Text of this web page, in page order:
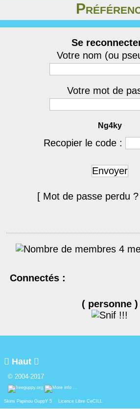
Se
Votre nom (ou
Votre mot de
Ng4ky
Recopier le code :
Envoyer
[ Mot de passe perdu ?
4
Connectés :
( personne )
 Haut 
© 2004-2017
Skins Papinou GuppY 5 Licence Libre CeCILL